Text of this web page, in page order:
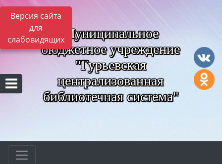
Версия сайта
для
слабовидящих Муниципальное
бюджетное учреждение
"Гурьевская
централизованная
библиотечная система"